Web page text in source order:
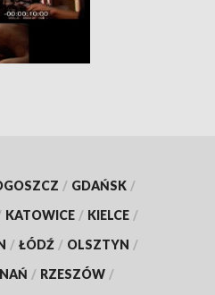
/ GDAŃSK /
KATOWICE / KIELCE /
/ ŁÓDŹ / OLSZTYN /
/ RZESZÓW /